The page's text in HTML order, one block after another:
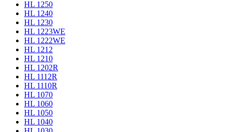
HL 1250
HL 1240
HL 1230
HL 1223WE
HL 1222WE
HL 1212
HL 1210
HL 1202R
HL 1112R
HL 1110R
HL 1070
HL 1060
HL 1050
HL 1040